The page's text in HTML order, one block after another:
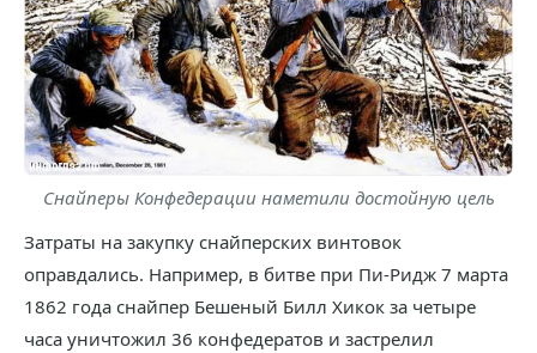
Снайперы Конфедерации наметили достойную цель
Затраты на закупку снайперских винтовок
оправдались. Например, в битве при Пи-Ридж 7 марта
1862 года снайпер Бешеный Билл Хикок за четыре
часа уничтожил 36 конфедератов и застрелил